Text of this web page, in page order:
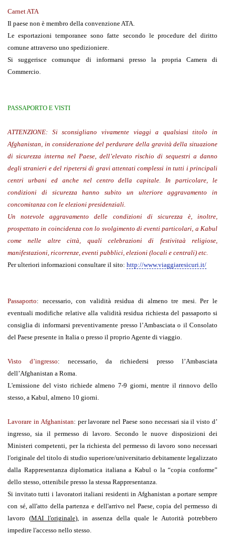
Carnet ATA
Il paese non è membro della convenzione ATA.
Le esportazioni temporanee sono fatte secondo le procedure del diritto
comune attraverso uno spedizioniere.
Si suggerisce comunque di informarsi presso la propria Camera di
Commercio.
PASSAPORTO E VISTI
ATTENZIONE: Si sconsigliano vivamente viaggi a qualsiasi titolo in
Afghanistan, in considerazione del perdurare della gravità della situazione
di sicurezza interna nel Paese, dell’elevato rischio di sequestri a danno
degli stranieri e del ripetersi di gravi attentati complessi in tutti i principali
centri urbani ed anche nel centro della capitale. In particolare, le
condizioni di sicurezza hanno subito un ulteriore aggravamento in
concomitanza con le elezioni presidenziali.
Un notevole aggravamento delle condizioni di sicurezza è, inoltre,
prospettato in coincidenza con lo svolgimento di eventi particolari, a Kabul
come nelle altre città, quali celebrazioni di festivitaà religiose,
manifestazioni, ricorrenze, eventi pubblici, elezioni (locali e centrali) etc.
Per ulteriori informazioni consultare il sito: http://www.viaggiaresicuri.it/
Passaporto: necessario, con validità residua di almeno tre mesi. Per le
eventuali modifiche relative alla validità residua richiesta del passaporto si
consiglia di informarsi preventivamente presso l’Ambasciata o il Consolato
del Paese presente in Italia o presso il proprio Agente di viaggio.
Visto d’ingresso: necessario, da richiedersi presso l’Ambasciata
dell’Afghanistan a Roma.
L'emissione del visto richiede almeno 7-9 giorni, mentre il rinnovo dello
stesso, a Kabul, almeno 10 giorni.
Lavorare in Afghanistan: per lavorare nel Paese sono necessari sia il visto d’
ingresso, sia il permesso di lavoro. Secondo le nuove disposizioni dei
Ministeri competenti, per la richiesta del permesso di lavoro sono necessari
l'originale del titolo di studio superiore/universitario debitamente legalizzato
dalla Rappresentanza diplomatica italiana a Kabul o la “copia conforme”
dello stesso, ottenibile presso la stessa Rappresentanza.
Si invitato tutti i lavoratori italiani residenti in Afghanistan a portare sempre
con sé, all'atto della partenza e dell'arrivo nel Paese, copia del permesso di
lavoro (MAI l'originale), in assenza della quale le Autorità potrebbero
impedire l'accesso nello stesso.